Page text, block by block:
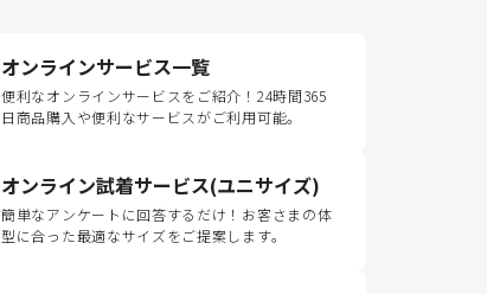
オンラインサービス一覧
便利なオンラインサービスをご紹介！24時間365
日商品購入や便利なサービスがご利用可能。
オンライン試着サービス(ユニサイズ)
簡単なアンケートに回答するだけ！お客さまの体
型に合った最適なサイズをご提案します。